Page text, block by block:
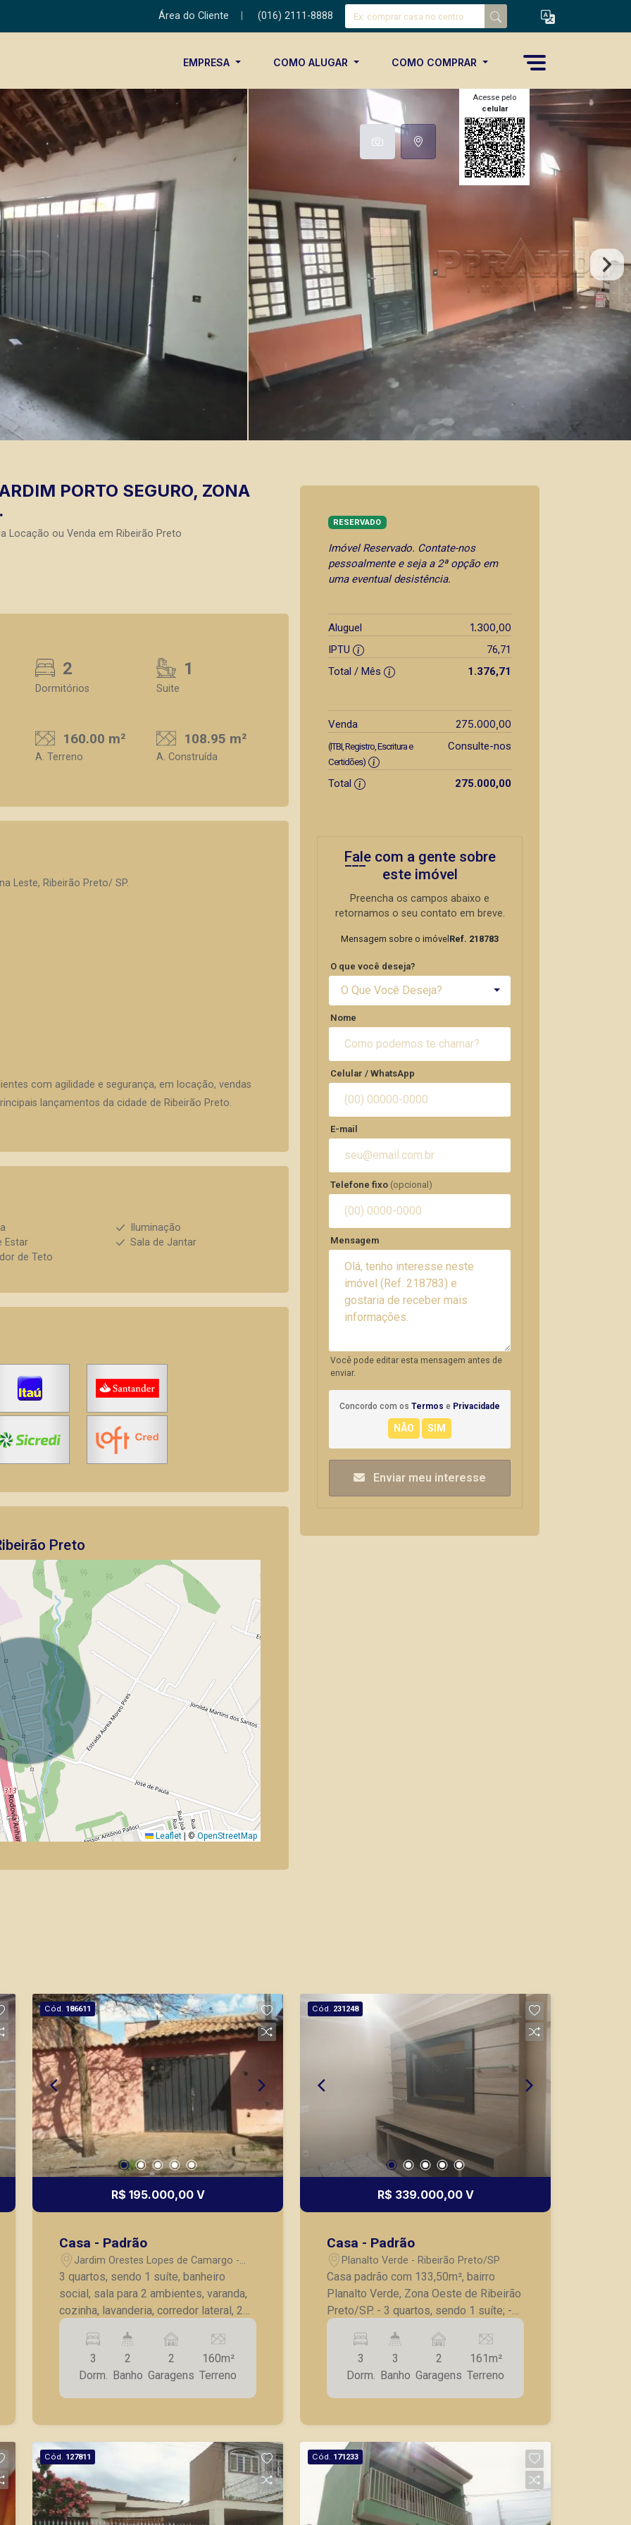
Área do Cliente (016) 2111-8888
EMPRESA COMO ALUGAR COMO COMPRAR
Acesse pelo
celular
PORTO SEGURO, ZONA
Locação ou Venda em Ribeirão Preto
2
Dormitórios
1
Suite
160.00 m²
A. Terreno
108.95 m²
A. Construída
Leste, Ribeirão Preto/ SP.
com agilidade e segurança, em locação, vendas
lançamentos da cidade de Ribeirão Preto.
Iluminação
Estar
Sala de Jantar
de Teto
Preto
Leaflet |©OpenStreetMap
RESERVADO
Imóvel Reservado. Contate-nos
pessoalmente e seja a 2ª opção em
uma eventual desistência.
Aluguel 1.300,00
IPTU
76,71
Total / Mês
1.376,71
Venda 275.000,00
(ITBI, Registro, Escritura e
Certidões)
Consulte-nos
Total 275.000,00
Fale com a gente sobre
este imóvel
Preencha os campos abaixo e
retornamos o seu contato em breve.
Mensagem sobre o imóvel Ref. 218783
O que você deseja?
O Que Você Deseja?
Nome
Celular / WhatsApp
E-mail
Telefone fixo (opcional)
Mensagem
Você pode editar esta mensagem antes de
enviar.
Concordo com os Termos e Privacidade
Enviar meu interesse
Cód. 186611
R$ 195.000,00 V
Casa - Padrão
Jardim Orestes Lopes de Camargo -
Ribeirão Preto/SP
3 quartos, sendo 1 suíte, banheiro
social, sala para 2 ambientes, varanda,
cozinha, lavanderia, corredor lateral, 2
vagas de garagem, sendo 1 coberta e 1
descoberta.
3
Dorm.
2
Banho
2
Garagens
160m²
Terreno
Cód. 231248
R$ 339.000,00 V
Casa - Padrão
Planalto Verde - Ribeirão Preto/SP
Casa padrão com 133,50m², bairro
Planalto Verde, Zona Oeste de Ribeirão
Preto/SP. - 3 quartos, sendo 1 suíte; -
Banheiro social com box blindex; - Sala
ampla; - Cozinha armários planejados,
cooktop e coifa; - Área de serviço; -
Área de com churrasqueira coberta; -
Banheiro de apoio ; - 2 vagas de
atender seus clientes com agilidade e
segurança, em locação, vendas de
imóveis prontos, usados ou mesmo
nos principais lançamentos da cidade
de Ribeirão Preto.
3
Dorm.
3
Banho
2
Garagens
161m²
Terreno
Cód. 127811 Cód. 171233